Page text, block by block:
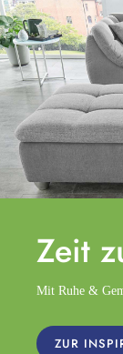
Zeit
Mit Ruhe &
ZUR